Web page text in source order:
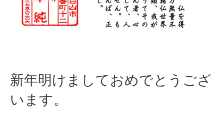
新年明けましておめでとうござ
います。